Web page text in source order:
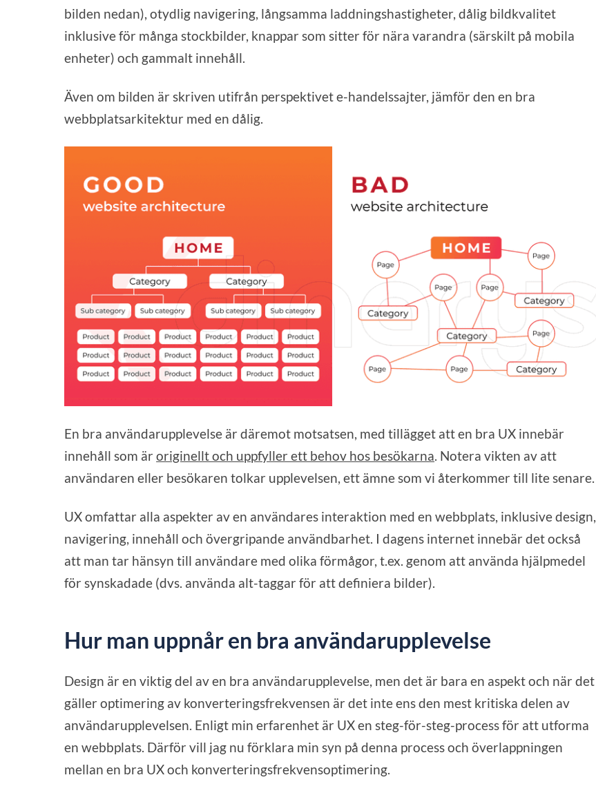
bilden nedan), otydlig navigering, långsamma laddningshastigheter, dålig bildkvalitet
inklusive för många stockbilder, knappar som sitter för nära varandra (särskilt på mobila
enheter) och gammalt innehåll.
Även om bilden är skriven utifrån perspektivet e-handelssajter, jämför den en bra
webbplatsarkitektur med en dålig.
En bra användarupplevelse är däremot motsatsen, med tillägget att en bra UX innebär
innehåll som äroriginellt och uppfyller ett behov hos besökarna. Notera vikten av att
användaren eller besökaren tolkar upplevelsen, ett ämne som vi återkommer till lite senare.
UX omfattar alla aspekter av en användares interaktion med en webbplats, inklusive design,
navigering, innehåll och övergripande användbarhet. I dagens internet innebär det också
att man tar hänsyn till användare med olika förmågor, t.ex. genom att använda hjälpmedel
för synskadade (dvs. använda alt-taggar för att definiera bilder).
Hur man uppnår en bra användarupplevelse
Design är en viktig del av en bra användarupplevelse, men det är bara en aspekt och när det
gäller optimering av konverteringsfrekvensen är det inte ens den mest kritiska delen av
användarupplevelsen. Enligt min erfarenhet är UX en steg-för-steg-process för att utforma
en webbplats. Därför vill jag nu förklara min syn på denna process och överlappningen
mellan en bra UX och konverteringsfrekvensoptimering.